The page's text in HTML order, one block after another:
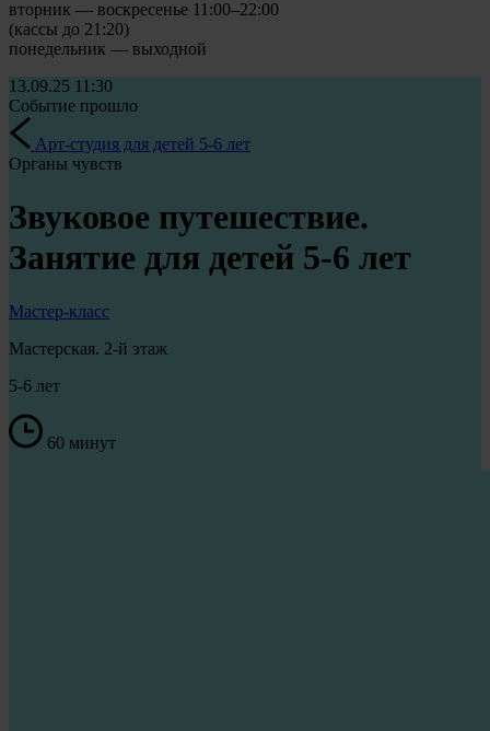
вторник — воскресенье 11:00–22:00
(кассы до 21:20)
понедельник — выходной
13.09.25 11:30
Событие прошло
Арт-студия для детей 5-6 лет
Органы чувств
Звуковое путешествие.
Занятие для детей 5-6 лет
Мастер-класс
Мастерская. 2-й этаж
5-6 лет
60 минут